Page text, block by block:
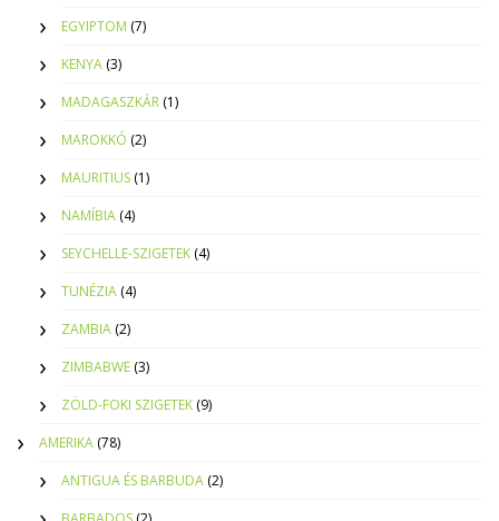
EGYIPTOM (7)
KENYA (3)
MADAGASZKÁR (1)
MAROKKÓ (2)
MAURITIUS (1)
NAMÍBIA (4)
SEYCHELLE-SZIGETEK (4)
TUNÉZIA (4)
ZAMBIA (2)
ZIMBABWE (3)
ZÖLD-FOKI SZIGETEK (9)
AMERIKA (78)
ANTIGUA ÉS BARBUDA (2)